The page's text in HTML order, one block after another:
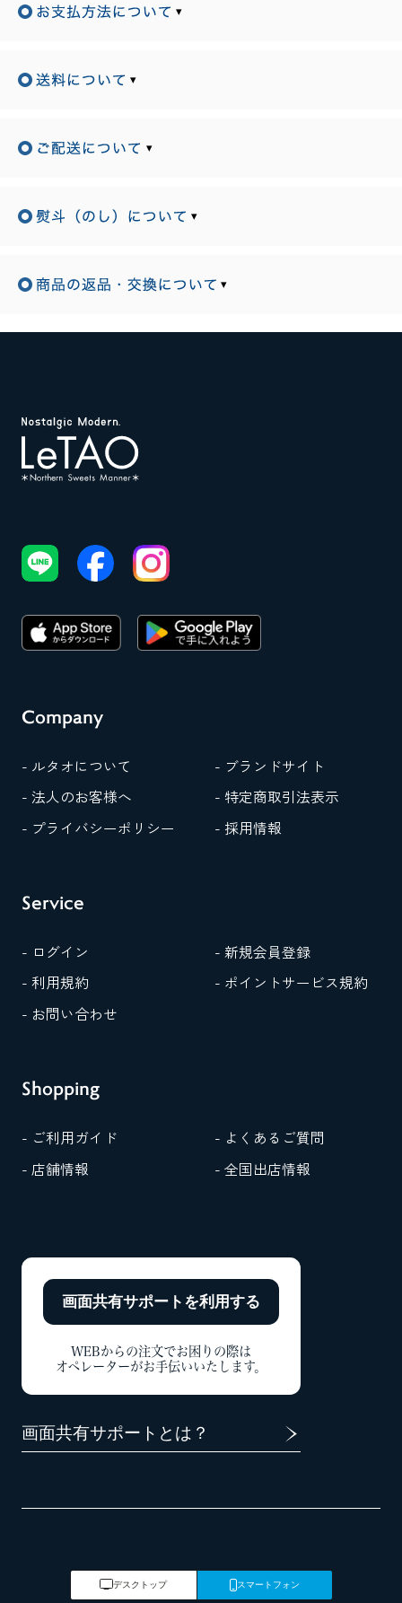
▾
▾
▾
▾
▾
Company
- ルタオについて
- ブランドサイト
- 法人のお客様へ
- 特定商取引法表示
- プライバシーポリシー
- 採用情報
Service
- ログイン
- 新規会員登録
- 利用規約
- ポイントサービス規約
- お問い合わせ
Shopping
- ご利用ガイド
- よくあるご質問
- 店舗情報
- 全国出店情報
画面共有サポートを利用する
WEBからの注文でお困りの際は
オペレーターがお手伝いいたします。
画面共有サポートとは？
デスクトップ スマートフォン